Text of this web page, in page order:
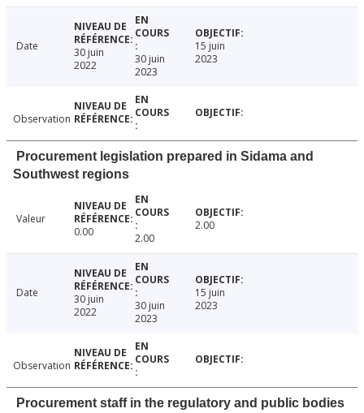
Date
30 juin
2022
30 juin
2023
15 juin
2023
Observation
Procurement legislation prepared in Sidama and
Southwest regions
Valeur
0.00
2.00
2.00
Date
30 juin
2022
30 juin
2023
15 juin
2023
Observation
Procurement staff in the regulatory and public bodies